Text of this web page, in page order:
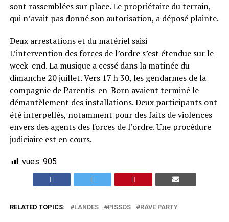
sont rassemblées sur place. Le propriétaire du terrain,
qui n’avait pas donné son autorisation, a déposé plainte.
Deux arrestations et du matériel saisi
L’intervention des forces de l’ordre s’est étendue sur le
week-end. La musique a cessé dans la matinée du
dimanche 20 juillet. Vers 17 h 30, les gendarmes de la
compagnie de Parentis-en-Born avaient terminé le
démantèlement des installations. Deux participants ont
été interpellés, notamment pour des faits de violences
envers des agents des forces de l’ordre. Une procédure
judiciaire est en cours.
vues: 905
RELATED TOPICS: LANDES PISSOS RAVE PARTY